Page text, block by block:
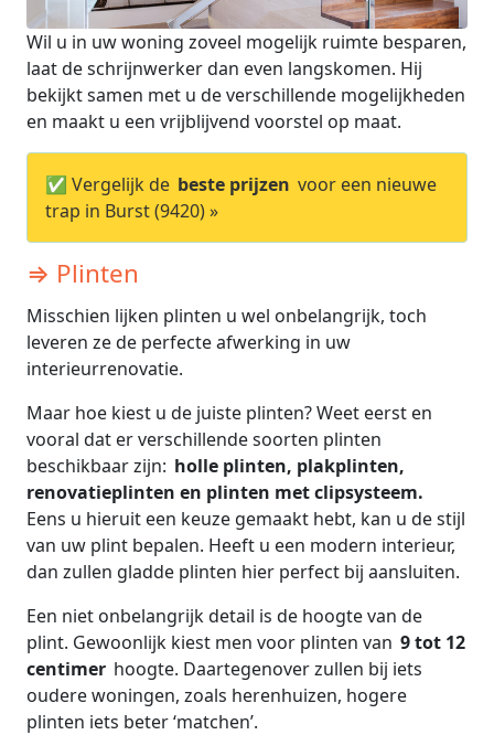
Wil u in uw woning zoveel mogelijk ruimte besparen,
laat de schrijnwerker dan even langskomen. Hij
bekijkt samen met u de verschillende mogelijkheden
en maakt u een vrijblijvend voorstel op maat.
✅ Vergelijk de beste prijzen voor een nieuwe
trap in Burst (9420) »
⇒ Plinten
Misschien lijken plinten u wel onbelangrijk, toch
leveren ze de perfecte afwerking in uw
interieurrenovatie.
Maar hoe kiest u de juiste plinten? Weet eerst en
vooral dat er verschillende soorten plinten
beschikbaar zijn: holle plinten, plakplinten,
renovatieplinten en plinten met clipsysteem.
Eens u hieruit een keuze gemaakt hebt, kan u de stijl
van uw plint bepalen. Heeft u een modern interieur,
dan zullen gladde plinten hier perfect bij aansluiten.
Een niet onbelangrijk detail is de hoogte van de
plint. Gewoonlijk kiest men voor plinten van 9 tot 12
centimer hoogte. Daartegenover zullen bij iets
oudere woningen, zoals herenhuizen, hogere
plinten iets beter ‘matchen’.